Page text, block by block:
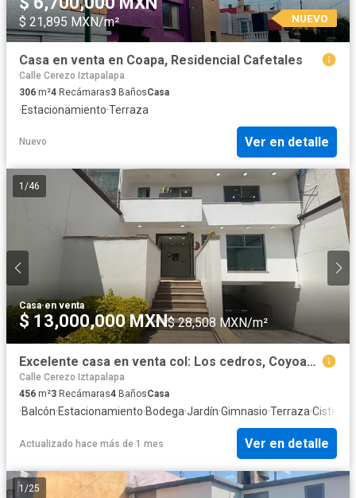
$ 21,895 MXN/m² NUEVO
Casa en venta en Coapa, Residencial Cafetales
Calle Cerezo Iztapalapa
306 m²4 Recámaras3 BañosCasa
·Estacionamiento·Terraza
Nuevo Ver en detalle
1 /46
Casa·en venta
$ 13,000,000 MXN$ 28,508 MXN/m²
Excelente casa en venta col: Los cedros, Coyoacán
Calle Cerezo Iztapalapa
456 m²3 Recámaras4 BañosCasa
·Balcón·Estacionamiento·Bodega·Jardín·Gimnasio·Terraza·Cisterna
Actualizado hace más de 1 mes Ver en detalle
1 /25